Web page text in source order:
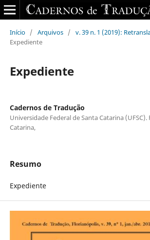
Início / Arquivos / v. 39 n. 1 (2019):
Expediente
Expediente
Cadernos de Tradução
Universidade Federal de Santa Catarina
Catarina,
Resumo
Expediente